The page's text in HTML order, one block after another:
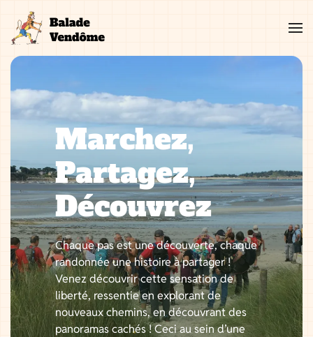
contenu
Marchez,
Partagez,
Découvrez
Chaque pas est une découverte, chaque
randonnée une histoire à partager !
Venez découvrir cette sensation de
liberté, ressentie en explorant de
nouveaux chemins, en découvrant des
panoramas cachés ! Ceci au sein d’une